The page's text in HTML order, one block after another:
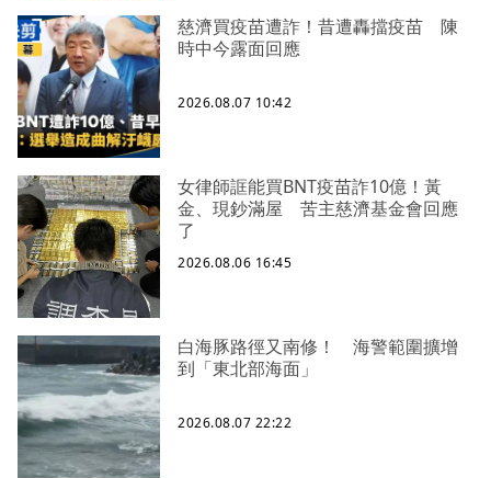
慈濟買疫苗遭詐！昔遭轟擋疫苗 陳
時中今露面回應
2026.08.07 10:42
女律師誆能買BNT疫苗詐10億！黃
金、現鈔滿屋 苦主慈濟基金會回應
了
2026.08.06 16:45
白海豚路徑又南修！ 海警範圍擴增
到「東北部海面」
2026.08.07 22:22